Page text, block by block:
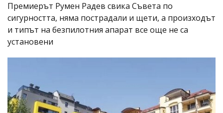
Премиерът Румен Радев свика Съвета по
сигурността, няма пострадали и щети, а произходът
и типът на безпилотния апарат все още не са
установени